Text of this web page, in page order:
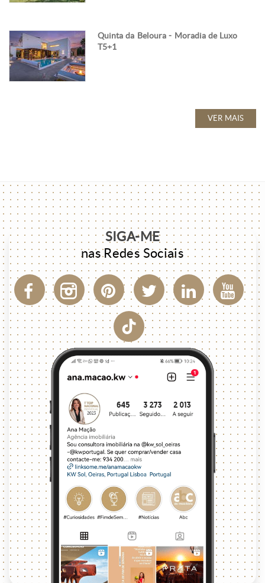
Quinta da Beloura - Moradia de Luxo
T5+1
VER MAIS
SIGA-ME
nas Redes Sociais